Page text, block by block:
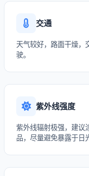
交通
天气较好，路面干燥，
驶。
紫外线强度
紫外线辐射极强，建议
品，尽量避免暴露于日